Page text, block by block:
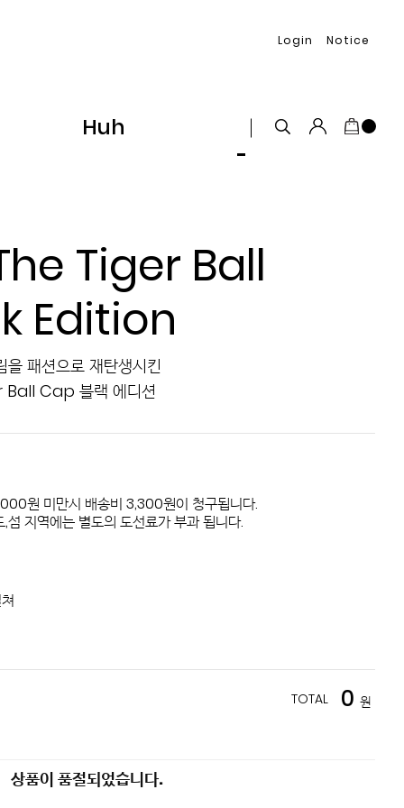
Login Notice
Huh
Tiger Ball
Edition
패션으로 재탄생시킨
Ball Cap 블랙 에디션
원 미만시 배송비 3,300원이 청구됩니다.
섬 지역에는 별도의 도선료가 부과 됩니다.
TOTAL 0 원
상품이 품절되었습니다.